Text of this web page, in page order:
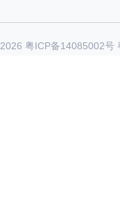
2026 粤ICP备14085002号